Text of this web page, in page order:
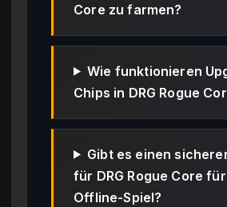
Core zu farmen?
Wie funktionieren
Chips in DRG Rogue
Gibt es einen
für DRG Rogue Core
Offline-Spiel?